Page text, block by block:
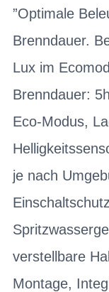
”Optimale
Brenndauer.
Lux im
Brenndauer:
Eco-Modus,
je nach
verstellbare
Montage,